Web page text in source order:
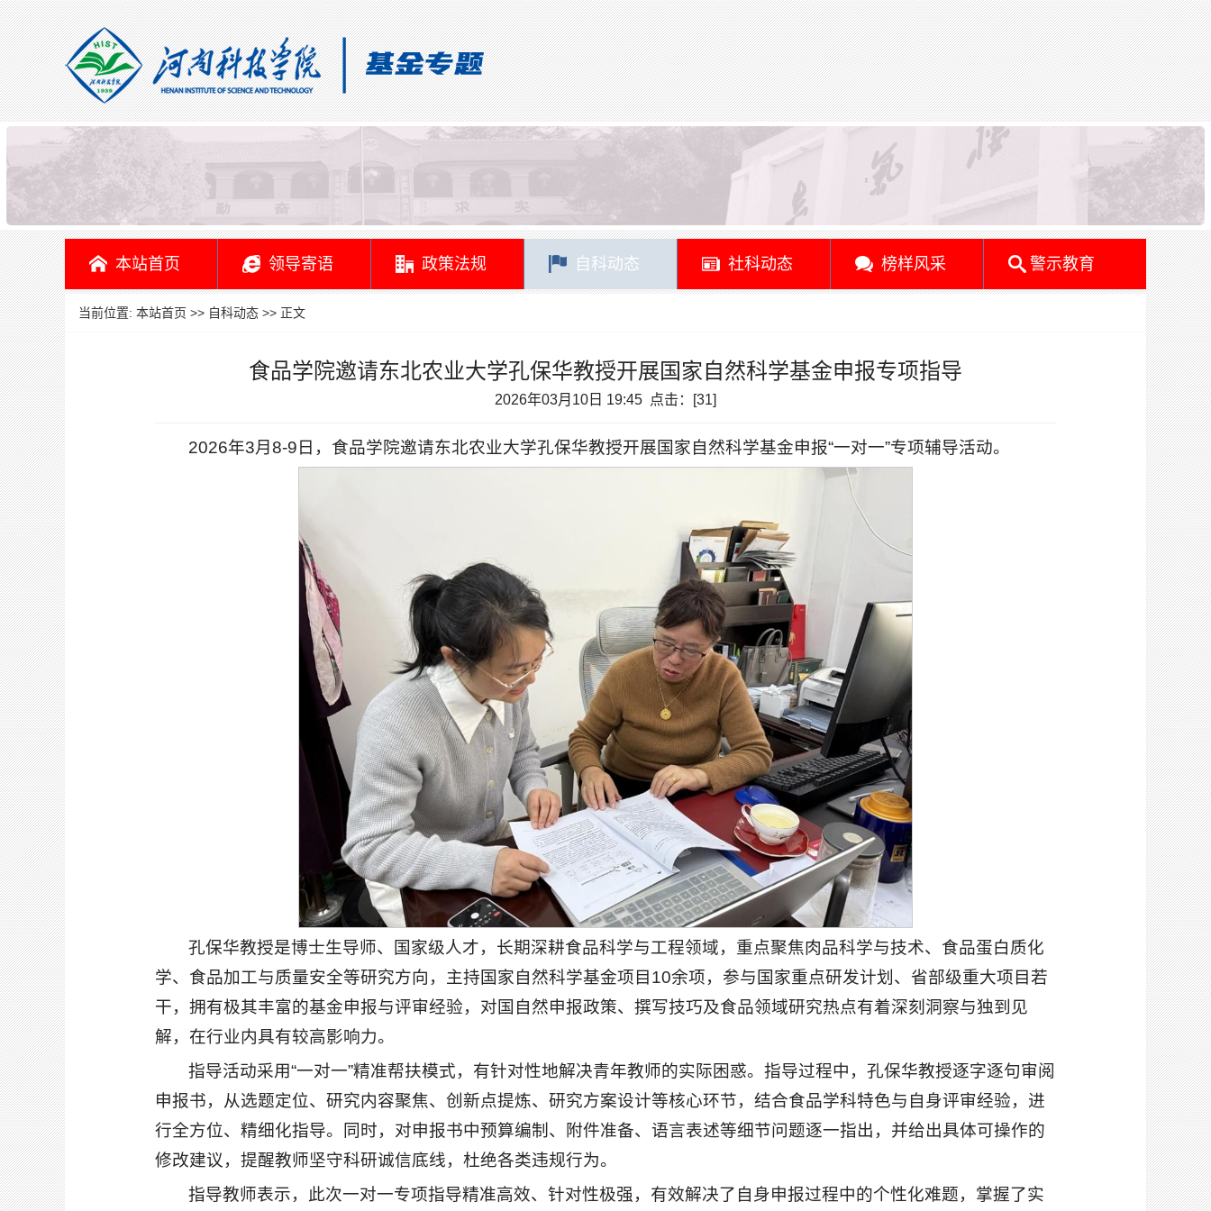
本站首页 领导寄语 政策法规 自科动态 社科动态 榜样风采 警示教育
当前位置: 本站首页 >> 自科动态 >> 正文
食品学院邀请东北农业大学孔保华教授开展国家自然科学基金申报专项指导
2026年03月10日 19:45 点击：[31]
2026年3月8-9日，食品学院邀请东北农业大学孔保华教授开展国家自然科学基金申报“一对一”专项辅导活动。
孔保华教授是博士生导师、国家级人才，长期深耕食品科学与工程领域，重点聚焦肉品科学与技术、食品蛋白质化
学、食品加工与质量安全等研究方向，主持国家自然科学基金项目10余项，参与国家重点研发计划、省部级重大项目若
干，拥有极其丰富的基金申报与评审经验，对国自然申报政策、撰写技巧及食品领域研究热点有着深刻洞察与独到见
解，在行业内具有较高影响力。
指导活动采用“一对一”精准帮扶模式，有针对性地解决青年教师的实际困惑。指导过程中，孔保华教授逐字逐句审阅
申报书，从选题定位、研究内容聚焦、创新点提炼、研究方案设计等核心环节，结合食品学科特色与自身评审经验，进
行全方位、精细化指导。同时，对申报书中预算编制、附件准备、语言表述等细节问题逐一指出，并给出具体可操作的
修改建议，提醒教师坚守科研诚信底线，杜绝各类违规行为。
指导教师表示，此次一对一专项指导精准高效、针对性极强，有效解决了自身申报过程中的个性化难题，掌握了实